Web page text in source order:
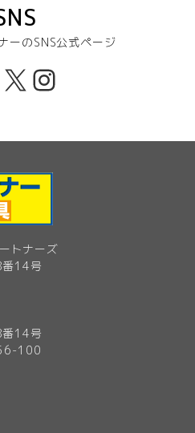
ーのSNS公式ページ
X Instagram
トナーズ
14号
14号
100